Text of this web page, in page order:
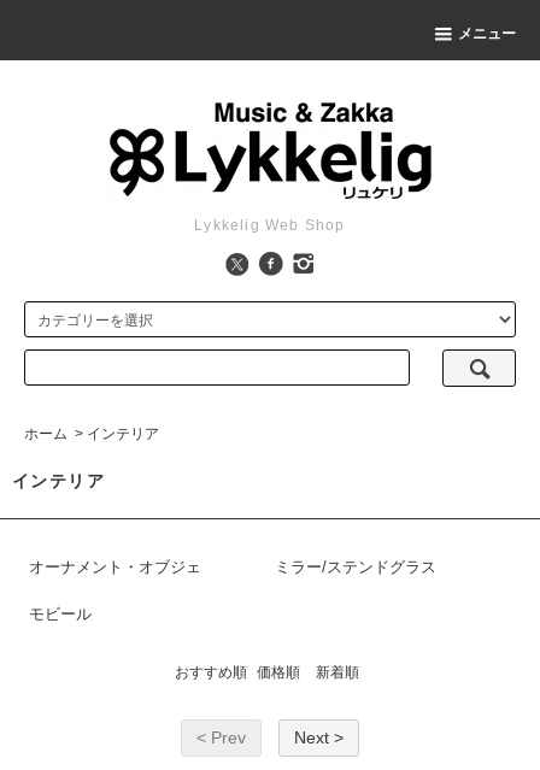
メニュー
Lykkelig Web Shop
ホーム > インテリア
インテリア
オーナメント・オブジェ ミラー/ステンドグラス
モビール
おすすめ順 価格順 新着順
< Prev Next >